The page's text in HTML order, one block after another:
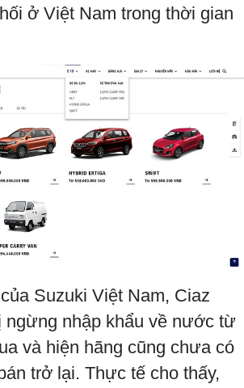
ở Việt Nam trong thời gian
Suzuki Việt Nam, Ciaz
ngừng nhập khẩu về nước từ
và hiện hãng cũng chưa có
trở lại. Thực tế cho thấy,